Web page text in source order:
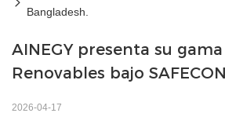
Bangladesh.
AINEGY presenta su
Renovables bajo
2026-04-17